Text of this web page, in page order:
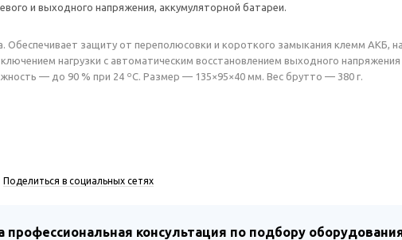
и выходного напряжения, аккумуляторной батареи.
Обеспечивает защиту от переполюсовки и короткого замыкания клемм АКБ,
нагрузки с автоматическим восстановлением выходного напряжения
— до 90 % при 24 ºС. Размер — 135×95×40 мм. Вес брутто — 380 г.
Поделиться в социальных сетях
профессиональная консультация по подбору